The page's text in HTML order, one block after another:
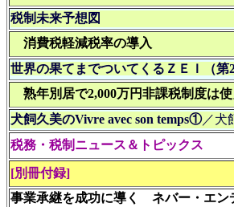
税制未来予想図
消費税軽減税率の導入
世界の果てまでついてくるＺＥＩ（第
熟年別居で2,000万円非課税制度は
犬飼久美のVivre avec son temps①／犬
税務・税制ニュース＆トピックス
[別冊付録]
事業承継を成功に導く ネバー・エン